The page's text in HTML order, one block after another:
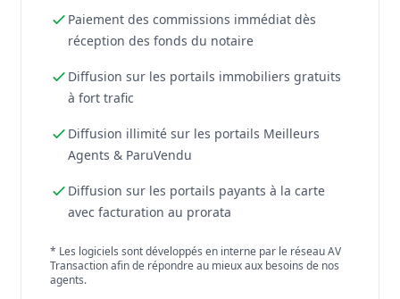
Paiement des commissions immédiat dès
réception des fonds du notaire
Diffusion sur les portails immobiliers gratuits
à fort trafic
Diffusion illimité sur les portails Meilleurs
Agents & ParuVendu
Diffusion sur les portails payants à la carte
avec facturation au prorata
* Les logiciels sont développés en interne par le réseau AV
Transaction afin de répondre au mieux aux besoins de nos
agents.